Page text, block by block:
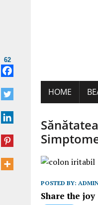
HOME
POSTED BY:
Share the joy
62